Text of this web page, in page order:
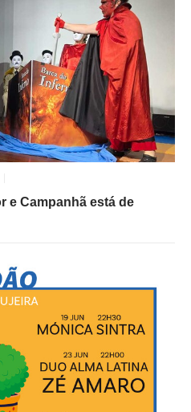
e Campanhã está de